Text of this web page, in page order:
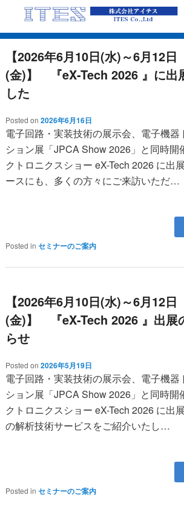
【2026年6月10日(水)～6月12日
(金)】 『eX-Tech 2026 』に出
した
Posted on 2026年6月16日
電子回路・実装技術の展示会、電子機器
ション展「JPCA Show 2026」と同時開
クトロニクスショー eX-Tech 2026 に出
ースにも、多くの方々にご来訪いただ…
Posted in セミナーのご案内
【2026年6月10日(水)～6月12日
(金)】 『eX-Tech 2026 』出展
らせ
Posted on 2026年5月19日
電子回路・実装技術の展示会、電子機器
ション展「JPCA Show 2026」と同時開
クトロニクスショー eX-Tech 2026 に出
の解析技術サービスをご紹介いたし…
Posted in セミナーのご案内